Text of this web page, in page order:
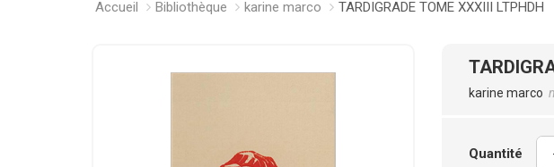
Accueil Bibliothèque karine marco TARDIGRADE TOME XXXIII LTPHDH
karine marco
Quantité